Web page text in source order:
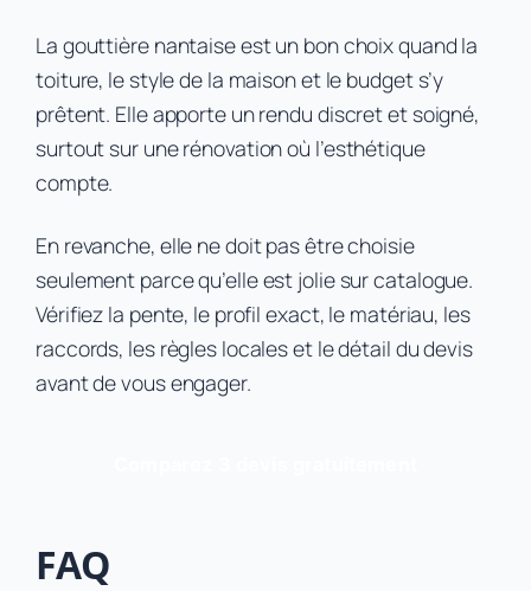
La gouttière nantaise est un bon choix quand la
toiture, le style de la maison et le budget s’y
prêtent. Elle apporte un rendu discret et soigné,
surtout sur une rénovation où l’esthétique
compte.
En revanche, elle ne doit pas être choisie
seulement parce qu’elle est jolie sur catalogue.
Vérifiez la pente, le profil exact, le matériau, les
raccords, les règles locales et le détail du devis
avant de vous engager.
FAQ